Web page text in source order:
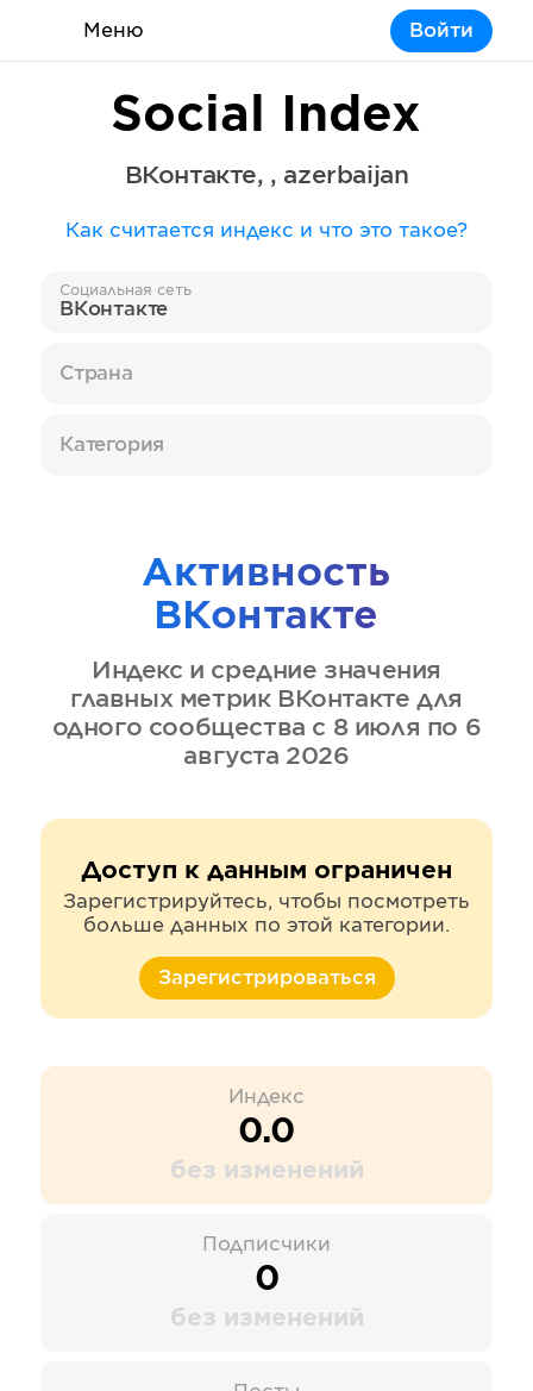
Меню Войти
Social Index
ВКонтакте, , azerbaijan
Как считается индекс и что это такое?
Социальная сеть
ВКонтакте
Страна
Категория
Активность
ВКонтакте
Индекс и средние значения
главных метрик ВКонтакте для
одного сообщества с 8 июля по 6
августа 2026
Доступ к данным ограничен
Зарегистрируйтесь, чтобы посмотреть
больше данных по этой категории.
Зарегистрироваться
Индекс
0.0
без изменений
Подписчики
0
без изменений